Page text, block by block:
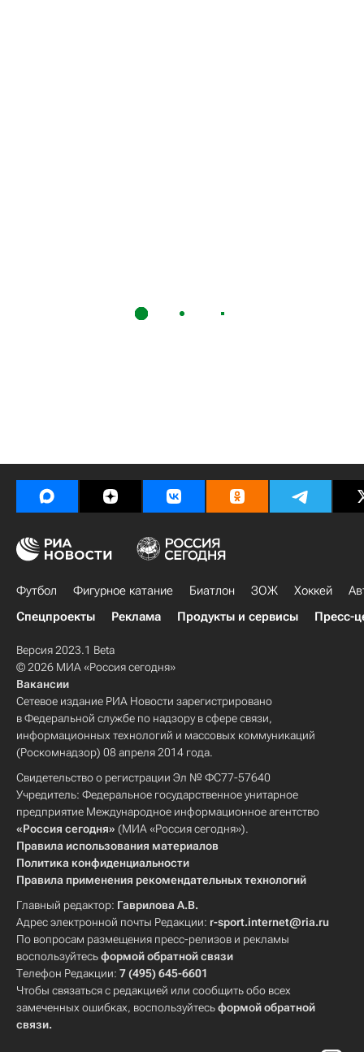
Футбол Фигурное катание Биатлон ЗОЖ Хоккей
Спецпроекты
Реклама Продукты и сервисы Пресс-
Версия 2023.1 Beta
© 2026 МИА «Россия сегодня»
Вакансии
Сетевое издание РИА Новости зарегистрировано
в Федеральной службе по надзору в сфере связи,
информационных технологий и массовых коммуникаций
(Роскомнадзор) 08 апреля 2014 года.
Свидетельство о регистрации Эл № ФС77-57640
Учредитель: Федеральное государственное унитарное
предприятие Международное информационное агентство
«Россия сегодня» (МИА «Россия сегодня»).
Правила использования материалов
Политика конфиденциальности
Правила применения рекомендательных технологий
Главный редактор: Гаврилова А.В.
Адрес электронной почты Редакции: r-sport.internet@ria.ru
По вопросам размещения пресс-релизов и рекламы
воспользуйтесьформой обратной связи
Телефон Редакции: 7 (495) 645-6601
Чтобы связаться с редакцией или сообщить обо всех
замеченных ошибках, воспользуйтесьформой обратной
связи.